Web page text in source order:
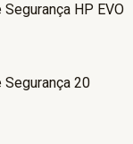
HP EVO
Segurança 20